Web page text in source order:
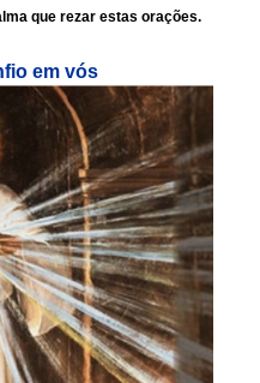
que rezar estas orações.
em vós